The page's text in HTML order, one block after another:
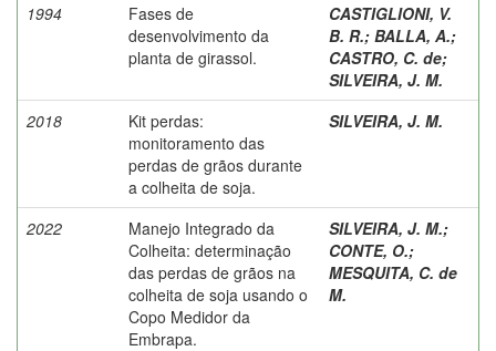
1994
Fases de
desenvolvimento da
planta de girassol.
CASTIGLIONI, V.
B. R.; BALLA, A.;
CASTRO, C. de;
SILVEIRA, J. M.
2018
Kit perdas:
monitoramento das
perdas de grãos durante
a colheita de soja.
SILVEIRA, J. M.
2022
Manejo Integrado da
Colheita: determinação
das perdas de grãos na
colheita de soja usando o
Copo Medidor da
Embrapa.
SILVEIRA, J. M.;
CONTE, O.;
MESQUITA, C. de
M.